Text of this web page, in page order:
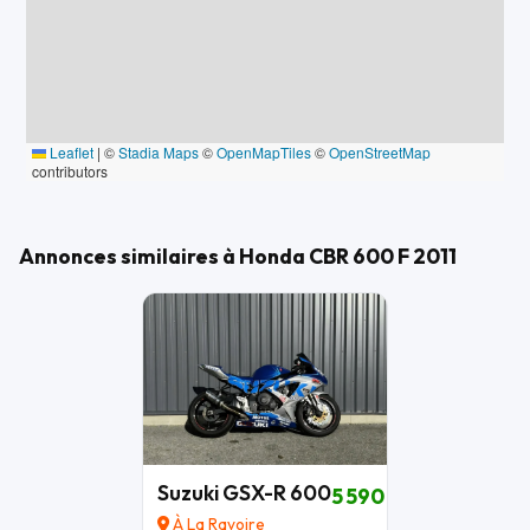
Leaflet | ©Stadia Maps©OpenMapTiles©OpenStreetMap
contributors
Annonces similaires à Honda CBR 600 F 2011
Suzuki GSX-R 600
À La Ravoire
5 590 €